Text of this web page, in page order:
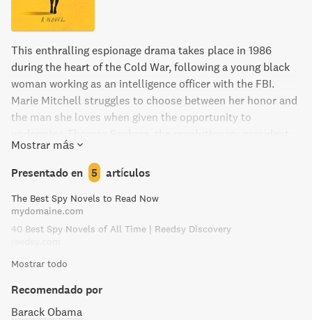
This enthralling espionage drama takes place in 1986
during the heart of the Cold War, following a young black
woman working as an intelligence officer with the FBI.
Marie Mitchell struggles to choose between her honor and
the man she loves when given the opportunity to
of Burkina Faso. Inspired by true events, this novel
combines a gripping spy thriller with a heartbreaking
family drama and a passionate romance. Get ready to see
a new side of the Cold War and discover a powerful new
literary voice.
Mostrar más
Presentado en 5 artículos
The Best Spy Novels to Read Now
mydomaine.com
40 Best Spy Novels of All Time | Reedsy Discovery
Mostrar todo
Recomendado por
Barack Obama